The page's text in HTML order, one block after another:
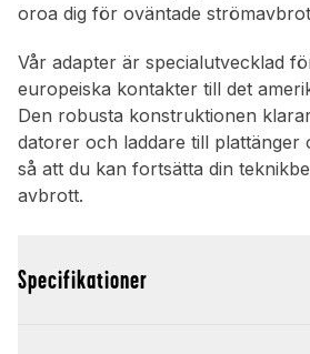
oroa dig för oväntade
Vår adapter är specialutvecklad
europeiska kontakter till det
Den robusta konstruktionen
datorer och laddare till plattänger
så att du kan fortsätta din
avbrott.
Specifikationer